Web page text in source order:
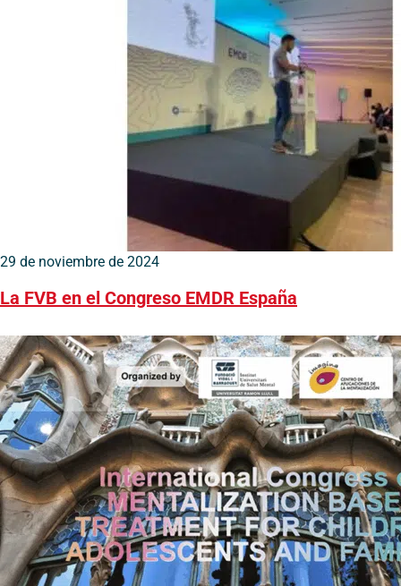
29 de noviembre de 2024
La FVB en el Congreso EMDR España